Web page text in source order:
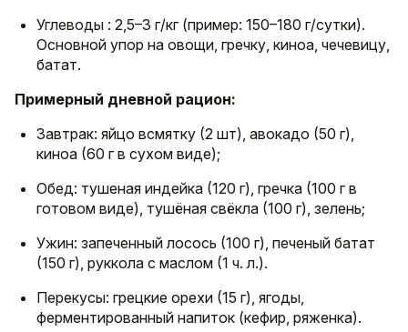
Углеводы : 2,5–3 г/кг (пример: 150–180 г/сутки).
Основной упор на овощи, гречку, киноа, чечевицу,
батат.
Примерный дневной рацион:
Завтрак: яйцо всмятку (2 шт), авокадо (50 г),
киноа (60 г в сухом виде);
Обед: тушеная индейка (120 г), гречка (100 г в
готовом виде), тушёная свёкла (100 г), зелень;
Ужин: запеченный лосось (100 г), печеный батат
(150 г), руккола с маслом (1 ч. л.).
Перекусы: грецкие орехи (15 г), ягоды,
ферментированный напиток (кефир, ряженка).